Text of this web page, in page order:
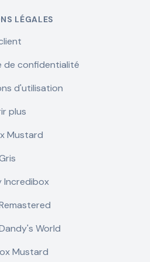
LÉGALES
de confidentialité
d'utilisation
plus
Mustard
Incredibox
World
Mustard